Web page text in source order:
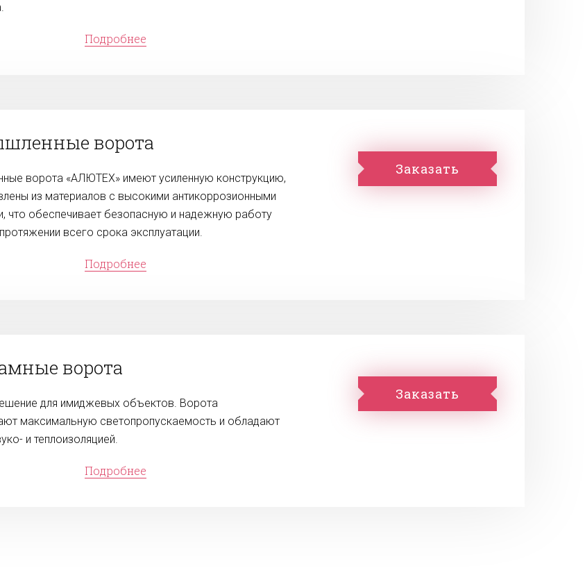
Подробнее
ворота
ворота «АЛЮТЕХ» имеют усиленную конструкцию,
из материалов с высокими антикоррозионными
что обеспечивает безопасную и надежную работу
всего срока эксплуатации.
Подробнее
Заказать
ворота
для имиджевых объектов. Ворота
максимальную светопропускаемость и обладают
и теплоизоляцией.
Подробнее
Заказать